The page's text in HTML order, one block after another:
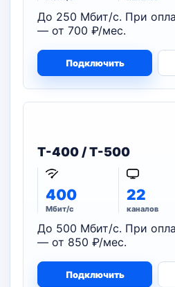
До 250 Мбит/с. При
— от 700 ₽/мес.
Подключить
T-400 / T-500
400
Мбит/с
22
каналов
До 500 Мбит/с. При
— от 850 ₽/мес.
Подключить